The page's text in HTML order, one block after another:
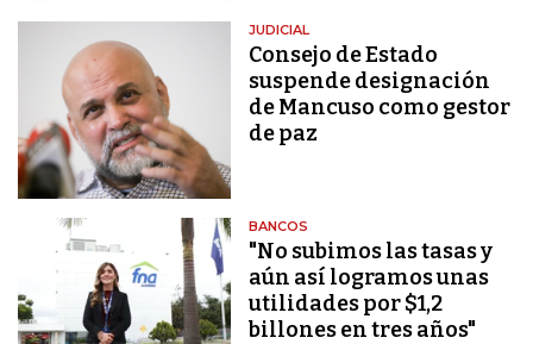
JUDICIAL
Consejo de Estado
suspende designación
de Mancuso como gestor
de paz
BANCOS
"No subimos las tasas y
aún así logramos unas
utilidades por $1,2
billones en tres años"